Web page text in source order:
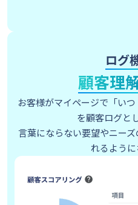
ログ
顧客理
お客様がマイページで「いつ
を顧客ログと
言葉にならない要望やニー
れるように